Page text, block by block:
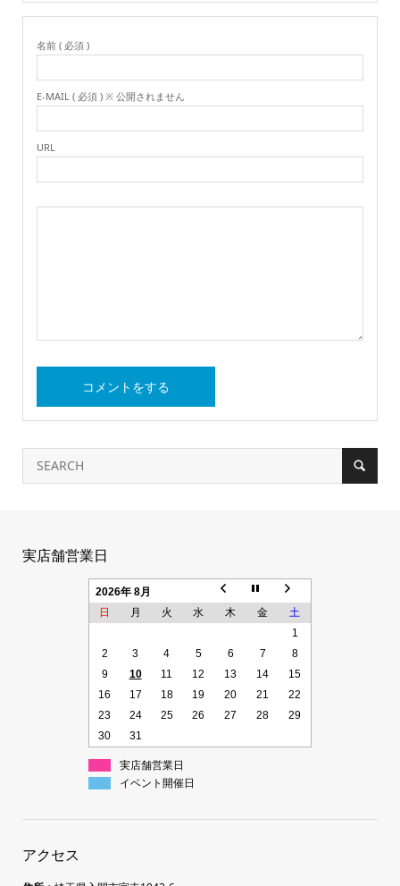
名前 ( 必須 )
E-MAIL ( 必須 ) ※ 公開されません
URL
実店舗営業日
2026年 8月
日
月 火 水 木 金
土
1
2
3 4 5 6 7
8
9
10 11 12 13 14
15
16
17 18 19 20 21
22
23
24 25 26 27 28
29
30
31
実店舗営業日
イベント開催日
アクセス